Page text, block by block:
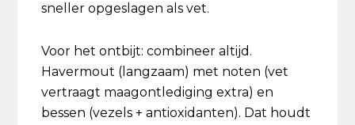
sneller opgeslagen als vet.
Voor het ontbijt: combineer altijd.
Havermout (langzaam) met noten (vet
vertraagt maagontlediging extra) en
bessen (vezels + antioxidanten). Dat houdt